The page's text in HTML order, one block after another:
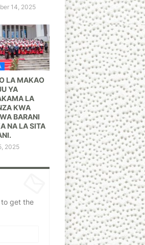
14, 2025
LA MAKAO
YA
LA
KWA
BARANI
NA LA SITA
2025
to get the